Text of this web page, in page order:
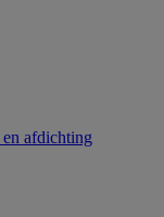
afdichting